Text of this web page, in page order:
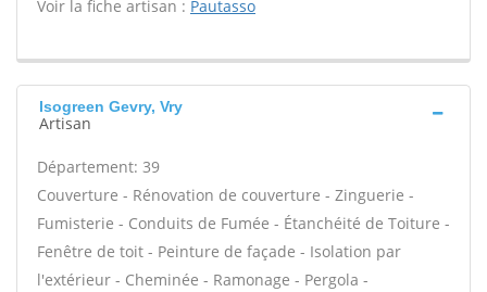
Voir la fiche artisan : Pautasso
Isogreen Gevry, Vry
Artisan
Département: 39
Couverture - Rénovation de couverture - Zinguerie -
Fumisterie - Conduits de Fumée - Étanchéité de Toiture -
Fenêtre de toit - Peinture de façade - Isolation par
l'extérieur - Cheminée - Ramonage - Pergola -